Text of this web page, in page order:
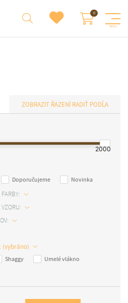
RADIŤ PODĽA
2000
Doporučujeme
Novinka
Shaggy
Umelé vlákno